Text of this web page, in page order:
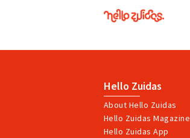
Hello
Zuidas
Hello Zuidas
About Hello Zuidas
Hello Zuidas Magazine
Hello Zuidas App